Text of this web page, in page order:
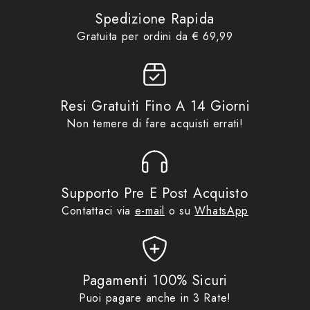
COSTRUZIONE
– Fodera in rete leggera
SICUREZZA
– COMFORT PROTECTION SYSTEM: Protezioni CE
EN1621–1 su spalle e gomiti
– Tasca per la protezione schiena (compatibile con i
Product collections
Estivi, Giubbini Estivi Uomo
Giubbini Moto, Giubbini Moto
Idee regalo da €
70,00
Tucano Urbano
Spedizione Rapida
Gratuita per ordini da € 69,99
Resi Gratuiti Fino A 14 Giorni
Non temere di fare acquisti errati!
Supporto Pre E Post Acquisto
Contattaci via e-mail o suWhatsApp
Pagamenti 100% Sicuri
Puoi pagare anche in 3 Rate!